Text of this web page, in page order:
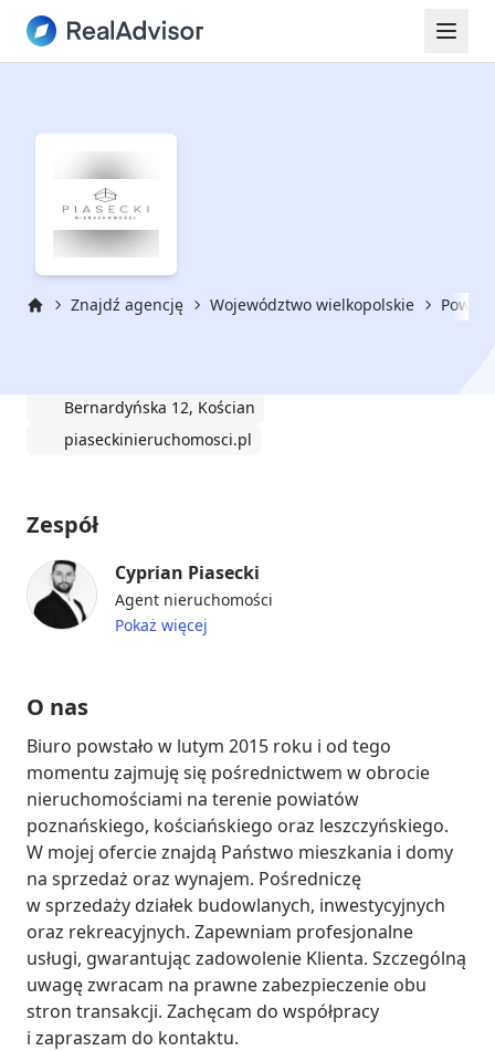
Znajdź agencję Województwo wielkopolskie Powiat
Bernardyńska 12, Kościan
piaseckinieruchomosci.pl
Zespół
Cyprian Piasecki
Agent nieruchomości
Pokaż więcej
O nas
Biuro powstało w lutym 2015 roku i od tego
momentu zajmuję się pośrednictwem w obrocie
nieruchomościami na terenie powiatów
poznańskiego, kościańskiego oraz leszczyńskiego.
W mojej ofercie znajdą Państwo mieszkania i domy
na sprzedaż oraz wynajem. Pośredniczę
w sprzedaży działek budowlanych, inwestycyjnych
oraz rekreacyjnych. Zapewniam profesjonalne
usługi, gwarantując zadowolenie Klienta. Szczególną
uwagę zwracam na prawne zabezpieczenie obu
stron transakcji. Zachęcam do współpracy
i zapraszam do kontaktu.